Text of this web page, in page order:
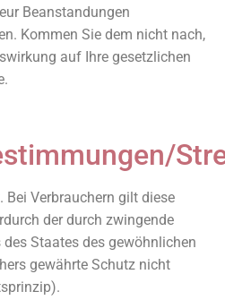
Beanstandungen
Kommen Sie dem nicht nach,
auf Ihre gesetzlichen
Bei Verbrauchern gilt diese
der durch zwingende
Staates des gewöhnlichen
gewährte Schutz nicht